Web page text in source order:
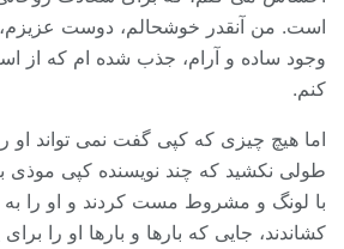
است. من آنقدر خوشحالم، دوست
وجود ساده و آرام، جذب شده ام که از
کنم.
اما هیچ چیزی که کپی گفت نمی تواند او را
طولی نکشید که چند نویسنده کپی موذی
با لونگ و مشروط مست کردند و او را به
کشاندند، جایی که بارها و بارها او را